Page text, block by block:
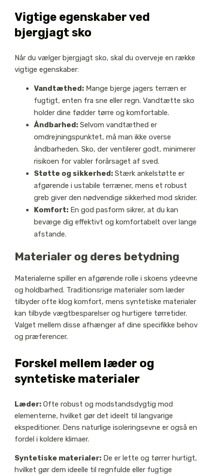
Vigtige egenskaber ved
bjergjagt sko
Når du vælger bjergjagt sko, skal du overveje en række
vigtige egenskaber:
Vandtæthed:Mange bjerge jagers terræn er
fugtigt, enten fra sne eller regn. Vandtætte sko
holder dine fødder tørre og komfortable.
Åndbarhed:Selvom vandtæthed er
omdrejningspunktet, må man ikke overse
åndbarheden. Sko, der ventilerer godt, minimerer
risikoen for vabler forårsaget af sved.
Støtte og sikkerhed:Stærk ankelstøtte er
afgørende i ustabile terræner, mens et robust
greb giver den nødvendige sikkerhed mod skrider.
Komfort:En god pasform sikrer, at du kan
bevæge dig effektivt og komfortabelt over lange
afstande.
Materialer og deres betydning
Materialerne spiller en afgørende rolle i skoens ydeevne
og holdbarhed. Traditionsrige materialer som læder
tilbyder ofte klog komfort, mens syntetiske materialer
kan tilbyde vægtbesparelser og hurtigere tørretider.
Valget mellem disse afhænger af dine specifikke behov
og præferencer.
Forskel mellem læder og
syntetiske materialer
Læder:Ofte robust og modstandsdygtig mod
elementerne, hvilket gør det ideelt til langvarige
ekspeditioner. Dens naturlige isoleringsevne er også en
fordel i koldere klimaer.
Syntetiske materialer:De er lette og tørrer hurtigt,
hvilket gør dem ideelle til regnfulde eller fugtige